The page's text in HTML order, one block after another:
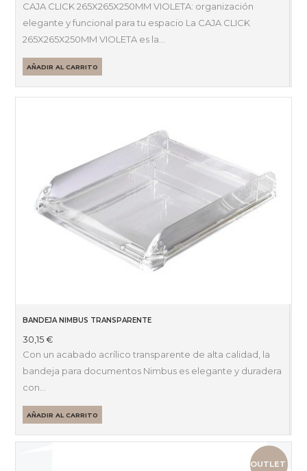
CAJA CLICK 265X265X250MM VIOLETA: organización
elegante y funcional para tu espacio La CAJA CLICK
265X265X250MM VIOLETA es la…
AÑADIR AL CARRITO
BANDEJA NIMBUS TRANSPARENTE
30,15€
Con un acabado acrílico transparente de alta calidad, la
bandeja para documentos Nimbus es elegante y duradera
con…
AÑADIR AL CARRITO
OUTLET